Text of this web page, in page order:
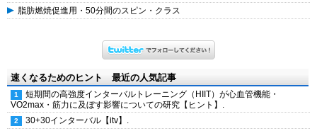
脂肪燃焼促進用・50分間のスピン・クラス
速くなるためのヒント 最近の人気記事
短期間の高強度インターバルトレーニング（HIIT）が心血管機能・
VO2max・筋力に及ぼす影響についての研究【ヒント】.
30+30インターバル【itv】.